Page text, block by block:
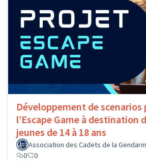
Développement de scenarios
l’Escape Game à destination
jeunes de 14 à 18 ans
Association des Cadets de la
0
0